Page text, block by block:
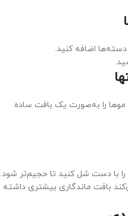
اضافه کنید.
را به‌صورت یک بافت ساده
با دست شل کنید تا حجیم‌تر شود.
بافت ماندگاری بیشتری داشته